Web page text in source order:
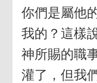
你們是屬他
我的？這樣
神所賜的職
灌了，但我